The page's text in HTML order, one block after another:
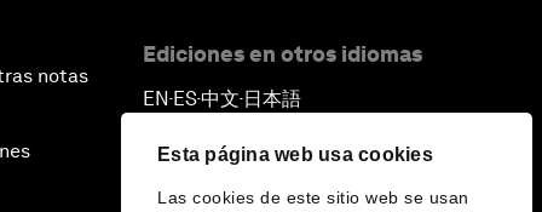
Esta página web usa cookies
Las cookies de este sitio web se usan
notas
Ediciones en otros idiomas
EN ▪ES▪中文▪ 日本語